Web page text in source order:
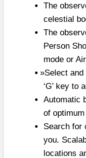
The
celes­ti­al
The
Per­son
mode or
»Sel­ect
‘G’ key to
Auto­ma­tic
of
Search for
you.
loca­ti­ons